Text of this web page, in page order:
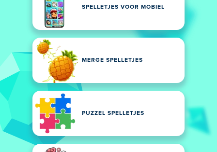
SPELLETJES VOOR MOBIEL
MERGE SPELLETJES
PUZZEL SPELLETJES